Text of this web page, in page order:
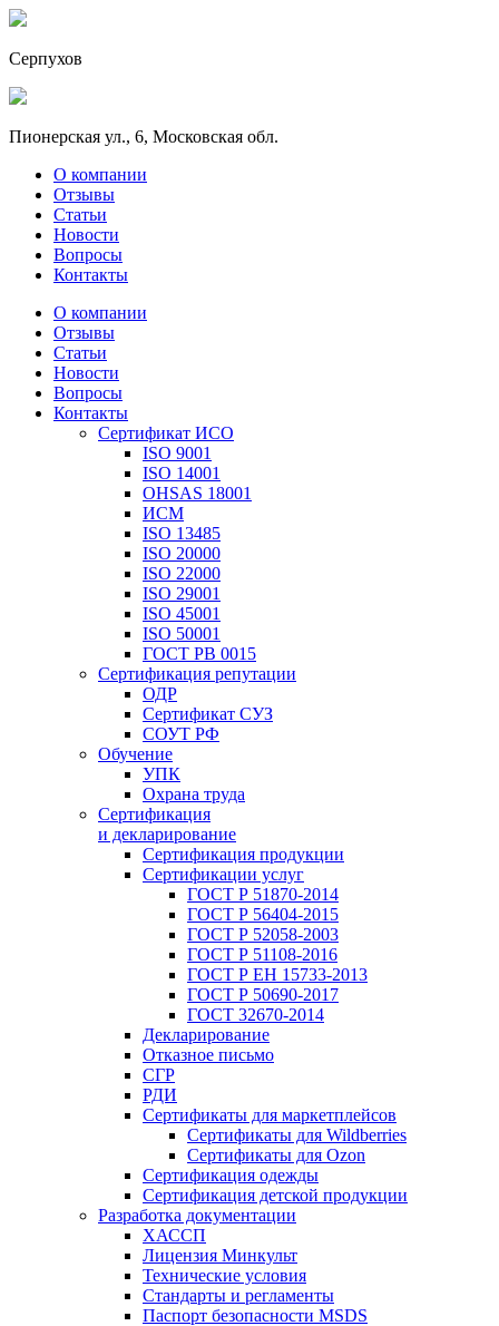
Серпухов
Пионерская ул., 6, Московская обл.
О компании
Отзывы
Статьи
Новости
Вопросы
Контакты
О компании
Отзывы
Статьи
Новости
Вопросы
Контакты
Сертификат ИСО
ISO 9001
ISO 14001
OHSAS 18001
ИСМ
ISO 13485
ISO 20000
ISO 22000
ISO 29001
ISO 45001
ISO 50001
ГОСТ РВ 0015
Сертификация репутации
ОДР
Сертификат СУЗ
СОУТ РФ
Обучение
УПК
Охрана труда
Сертификация
и декларирование
Сертификация продукции
Сертификации услуг
ГОСТ Р 51870-2014
ГОСТ Р 56404-2015
ГОСТ Р 52058-2003
ГОСТ Р 51108-2016
ГОСТ Р ЕН 15733-2013
ГОСТ Р 50690-2017
ГОСТ 32670-2014
Декларирование
Отказное письмо
СГР
РДИ
Сертификаты для маркетплейсов
Сертификаты для Wildberries
Сертификаты для Ozon
Сертификация одежды
Сертификация детской продукции
Разработка документации
ХАССП
Лицензия Минкульт
Технические условия
Стандарты и регламенты
Паспорт безопасности MSDS